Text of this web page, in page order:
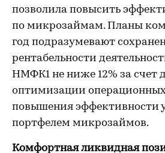
позволила повысить
по микрозаймам. Планы
год подразумевают
рентабельности
НМФК1 не ниже 12% за счет
оптимизации
повышения эффективности
портфелем микрозаймов.
Комфортная ликвидная